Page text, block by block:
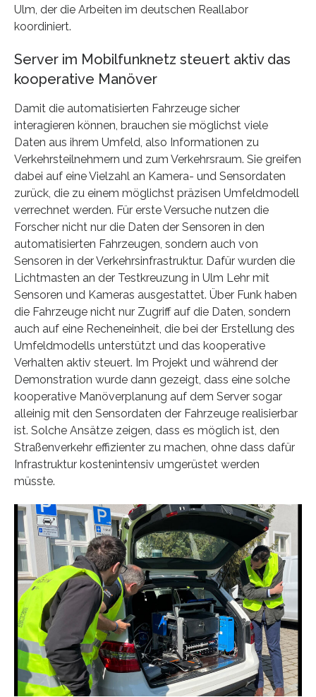
Ulm, der die Arbeiten im deutschen Reallabor
koordiniert.
Server im Mobilfunknetz steuert aktiv das
kooperative Manöver
Damit die automatisierten Fahrzeuge sicher
interagieren können, brauchen sie möglichst viele
Daten aus ihrem Umfeld, also Informationen zu
Verkehrsteilnehmern und zum Verkehrsraum. Sie greifen
dabei auf eine Vielzahl an Kamera- und Sensordaten
zurück, die zu einem möglichst präzisen Umfeldmodell
verrechnet werden. Für erste Versuche nutzen die
Forscher nicht nur die Daten der Sensoren in den
automatisierten Fahrzeugen, sondern auch von
Sensoren in der Verkehrsinfrastruktur. Dafür wurden die
Lichtmasten an der Testkreuzung in Ulm Lehr mit
Sensoren und Kameras ausgestattet. Über Funk haben
die Fahrzeuge nicht nur Zugriff auf die Daten, sondern
auch auf eine Recheneinheit, die bei der Erstellung des
Umfeldmodells unterstützt und das kooperative
Verhalten aktiv steuert. Im Projekt und während der
Demonstration wurde dann gezeigt, dass eine solche
kooperative Manöverplanung auf dem Server sogar
alleinig mit den Sensordaten der Fahrzeuge realisierbar
ist. Solche Ansätze zeigen, dass es möglich ist, den
Straßenverkehr effizienter zu machen, ohne dass dafür
Infrastruktur kostenintensiv umgerüstet werden
müsste.